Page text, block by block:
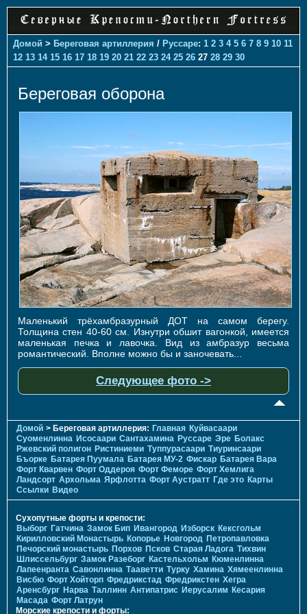
Домой > Береговая артиллерия / Руссаре: 1 2 3 4 5 6 7 8 9 10 11
12 13 14 15 16 17 18 19 20 21 22 23 24 25 26 27 28 29 30
Береговая оборона
Маленький трёхамбразурный ДОТ на самом берегу.
Толщина стен 40-60 см. Изнутри обшит вагонкой, имеется
маленькая печка и лавочка. Вид из амбразур весьма
романтический. Вполне можно бы и заночевать...
Следующее фото ->
Домой > Береговая артиллерия: Главная Куйвасаари
Суоменлиннa Исосаари Сантахамина Руссаре Эре Болакс
Ржевский полигон Ристиниеми Туппурасаари Тиуринсаари
Бъорке Батарея Пуумала Батарея МУ-2 Фискар Батарея Вара
Форт Кварвен Форт Оддероя Форт Феморе Форт Хемлига
Ландсорт Архольма Ярфлотта Форт Аустратт Где это Карты
Ссылки Видео
Сухопутные форты и крепости:
Выборг Гатчина Замок Бип Ивангород Изборск Кексгольм
Кирилловский Монастырь Копорье Новгород Петропавловка
Печорcкий монастырь Порхов Псков Старая Ладога Тихвин
Шлиссельбург Замок Разеборг Кастельхольм Кюменлинна
Лапеенранта Савонлинна Тааветти Турку Хамина Хямеенлинна
Висбю Форт Хойторп Фредрикстад Фредрикстен Хегра
Аренсбург Нарва Таллинн Антипатрис Иерусалим Кесария
Масада Форт Латрун
Морские крепости и форты: